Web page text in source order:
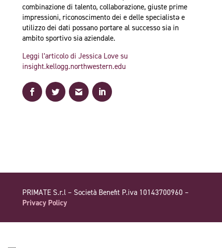
combinazione di talento, collaborazione, giuste prime
impressioni, riconoscimento dei e delle specialistǝ e
utilizzo dei dati possano portare al successo sia in
ambito sportivo sia aziendale.
Leggi l’articolo di Jessica Love su
insight.kellogg.northwestern.edu
PRIMATE S.r.l – Società Benefit P.iva 10143700960 –
Privacy Policy